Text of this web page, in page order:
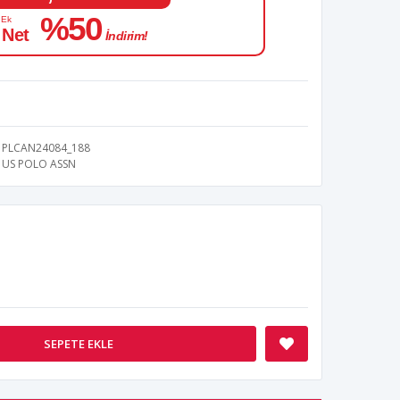
%50 İndirim!
PLCAN24084_188
US POLO ASSN
SEPETE EKLE